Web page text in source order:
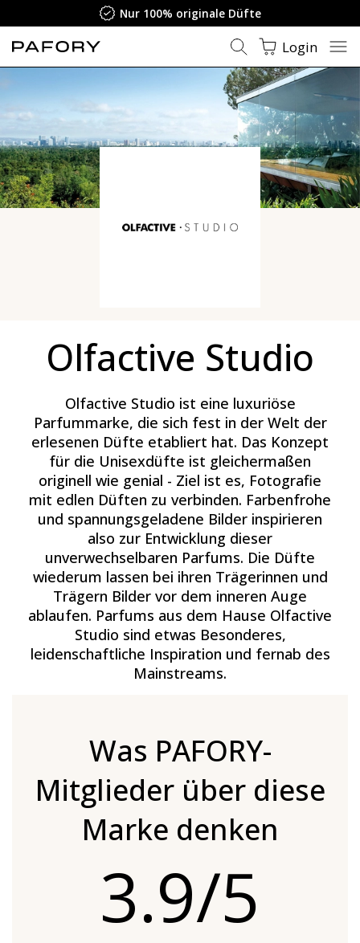
Nur 100% originale Düfte
Login
Olfactive Studio
Olfactive Studio ist eine luxuriöse
Parfummarke, die sich fest in der Welt der
erlesenen Düfte etabliert hat. Das Konzept
für die Unisexdüfte ist gleichermaßen
originell wie genial - Ziel ist es, Fotografie
mit edlen Düften zu verbinden. Farbenfrohe
und spannungsgeladene Bilder inspirieren
also zur Entwicklung dieser
unverwechselbaren Parfums. Die Düfte
wiederum lassen bei ihren Trägerinnen und
Trägern Bilder vor dem inneren Auge
ablaufen. Parfums aus dem Hause Olfactive
Studio sind etwas Besonderes,
leidenschaftliche Inspiration und fernab des
Mainstreams.
Was PAFORY-
Mitglieder über diese
Marke denken
3.9/5